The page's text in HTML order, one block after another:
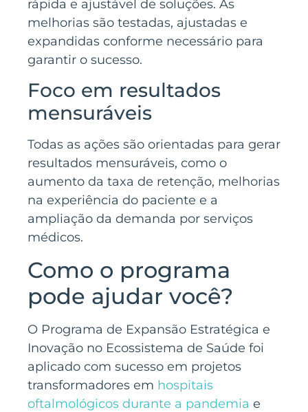
rápida e ajustável de soluções. As
melhorias são testadas, ajustadas e
expandidas conforme necessário para
garantir o sucesso.
Foco em resultados
mensuráveis
Todas as ações são orientadas para gerar
resultados mensuráveis, como o
aumento da taxa de retenção, melhorias
na experiência do paciente e a
ampliação da demanda por serviços
médicos.
Como o programa
pode ajudar você?
O Programa de Expansão Estratégica e
Inovação no Ecossistema de Saúde foi
aplicado com sucesso em projetos
transformadores em hospitais
oftalmológicos durante a pandemia e